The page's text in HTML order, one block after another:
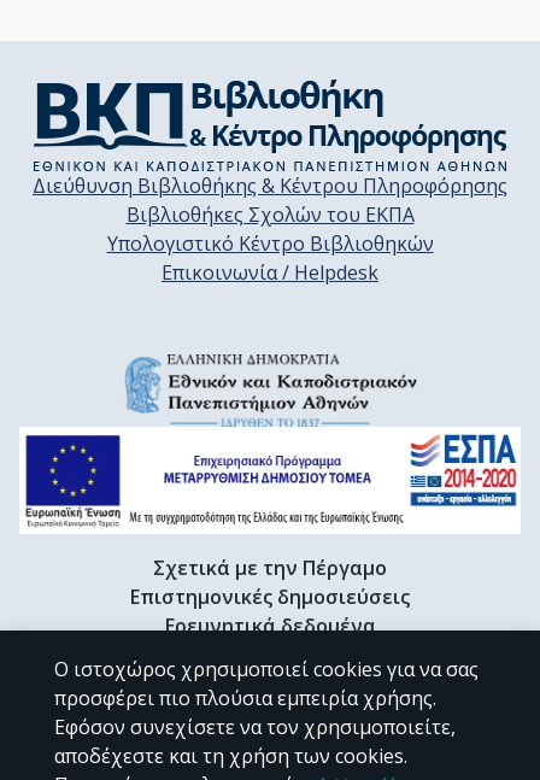
Διεύθυνση Βιβλιοθήκης & Κέντρου Πληροφόρησης
Βιβλιοθήκες Σχολών του ΕΚΠΑ
Υπολογιστικό Κέντρο Βιβλιοθηκών
Επικοινωνία / Helpdesk
Σχετικά με την Πέργαμο
Επιστημονικές δημοσιεύσεις
Ερευνητικά δεδομένα
Διδακτορικές διατριβές & Γκρίζα βιβλιογραφία
Προφίλ Ερευνητή
Ο ιστοχώρος χρησιμοποιεί cookies για να σας
προσφέρει πιο πλούσια εμπειρία χρήσης.
Εφόσον συνεχίσετε να τον χρησιμοποιείτε,
αποδέχεστε και τη χρήση των cookies.